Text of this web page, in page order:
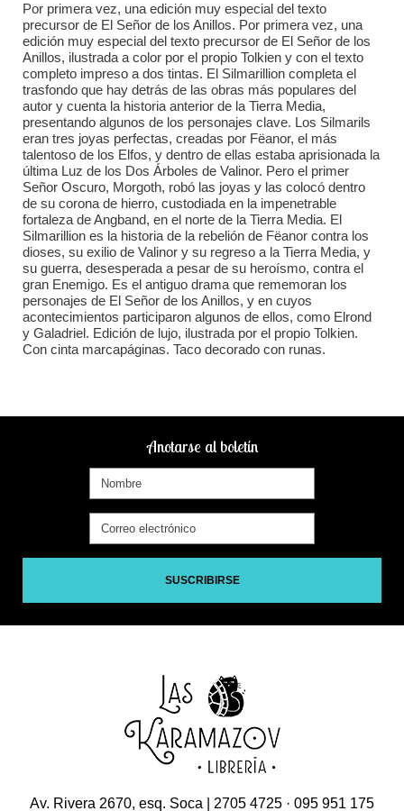
Por primera vez, una edición muy especial del texto
precursor de El Señor de los Anillos. Por primera vez, una
edición muy especial del texto precursor de El Señor de los
Anillos, ilustrada a color por el propio Tolkien y con el texto
completo impreso a dos tintas. El Silmarillion completa el
trasfondo que hay detrás de las obras más populares del
autor y cuenta la historia anterior de la Tierra Media,
presentando algunos de los personajes clave. Los Silmarils
eran tres joyas perfectas, creadas por Fëanor, el más
talentoso de los Elfos, y dentro de ellas estaba aprisionada la
última Luz de los Dos Árboles de Valinor. Pero el primer
Señor Oscuro, Morgoth, robó las joyas y las colocó dentro
de su corona de hierro, custodiada en la impenetrable
fortaleza de Angband, en el norte de la Tierra Media. El
Silmarillion es la historia de la rebelión de Fëanor contra los
dioses, su exilio de Valinor y su regreso a la Tierra Media, y
su guerra, desesperada a pesar de su heroísmo, contra el
gran Enemigo. Es el antiguo drama que rememoran los
personajes de El Señor de los Anillos, y en cuyos
acontecimientos participaron algunos de ellos, como Elrond
y Galadriel. Edición de lujo, ilustrada por el propio Tolkien.
Con cinta marcapáginas. Taco decorado con runas.
Anotarse al boletín
SUSCRIBIRSE
Av. Rivera 2670, esq. Soca | 2705 4725 · 095 951 175